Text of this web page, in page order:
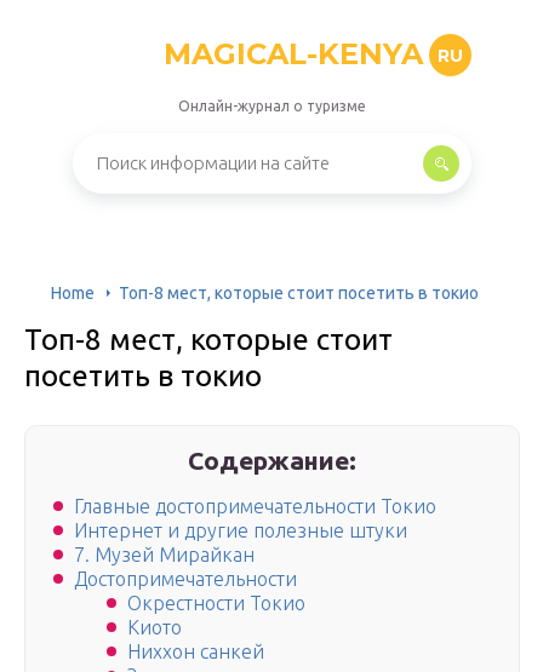
MAGICAL-KENYA RU
Онлайн-журнал о туризме
Home Топ-8 мест, которые стоит посетить в токио
Топ-8 мест, которые стоит
посетить в токио
Содержание:
Главные достопримечательности Токио
Интернет и другие полезные штуки
7. Музей Мирайкан
Достопримечательности
Окрестности Токио
Киото
Ниххон санкей